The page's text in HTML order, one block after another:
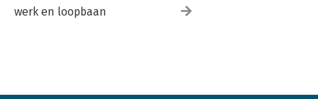
werk en loopbaan